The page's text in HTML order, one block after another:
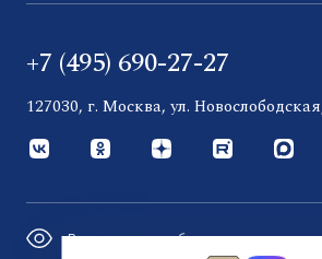
+7 (495) 690-27-27
127030, г. Москва, ул.
Версия для слабовидящих